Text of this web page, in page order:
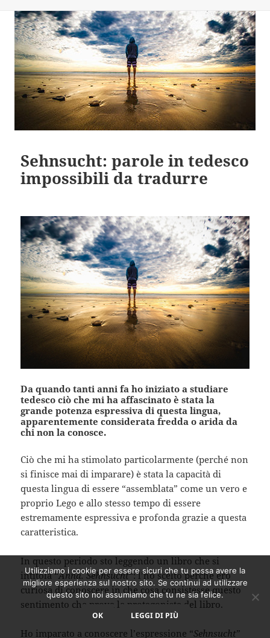
Sehnsucht: parole in tedesco
impossibili da tradurre
Da quando tanti anni fa ho iniziato a studiare
tedesco ciò che mi ha affascinato è stata la
grande potenza espressiva di questa lingua,
apparentemente considerata fredda o arida da
chi non la conosce.
Ciò che mi ha stimolato particolarmente (perché non
si finisce mai di imparare) è stata la capacità di
questa lingua di essere “assemblata” come un vero e
proprio Lego e allo stesso tempo di essere
estremamente espressiva e profonda grazie a questa
caratteristica.
In questo periodo sto leggendo un libro che si
intitola “Anna. Sehnsucht“: l’ho scelto perché ero
curiosa di conoscere in che cosa consistesse questo
sentimento che prova la protagonista del libro.
Ho imparato a conoscere l’espressione “Sehnsucht”
Utilizziamo i cookie per essere sicuri che tu possa avere la
migliore esperienza sul nostro sito. Se continui ad utilizzare
questo sito noi assumiamo che tu ne sia felice.
OK LEGGI DI PIÙ